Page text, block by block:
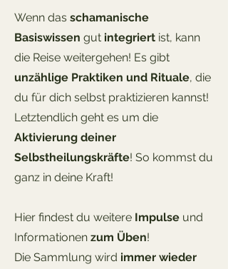
Wenn das schamanische
Basiswissen gut integriert ist, kann
die Reise weitergehen! Es gibt
unzählige Praktiken und Rituale, die
du für dich selbst praktizieren kannst!
Letztendlich geht es um die
Aktivierung deiner
Selbstheilungskräfte! So kommst du
ganz in deine Kraft!
Hier findest du weitere Impulse und
Informationen zum Üben!
Die Sammlung wird immer wieder